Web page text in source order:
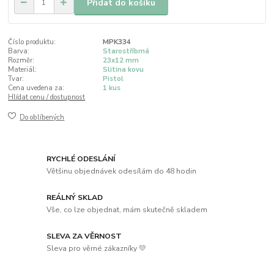
Přidat do košíku
Číslo produktu:
MPK334
Barva:
Starostříbrná
Rozměr:
23x12 mm
Materiál:
Slitina kovu
Tvar:
Pistol
Cena uvedena za:
1 kus
Hlídat cenu / dostupnost
Do oblíbených
RYCHLÉ ODESLÁNÍ
Většinu objednávek odesílám do 48 hodin
REÁLNÝ SKLAD
Vše, co lze objednat, mám skutečně skladem
SLEVA ZA VĚRNOST
Sleva pro věrné zákazníky 💛